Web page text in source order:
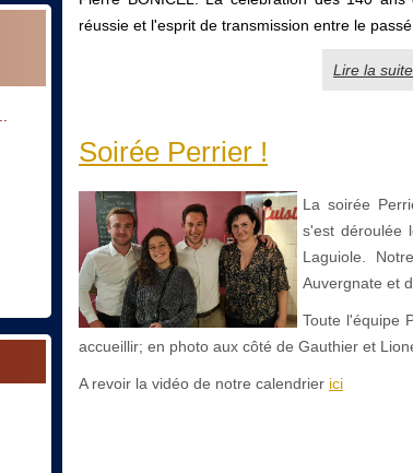
réussie et l'esprit de transmission entre le
Lire la
Soirée Perrier !
La soirée
s'est déroulée
Laguiole.
Auvergnate et
Toute l'équipe
accueillir; en photo aux côté de Gauthier et
A revoir la vidéo de notre calendrier ici